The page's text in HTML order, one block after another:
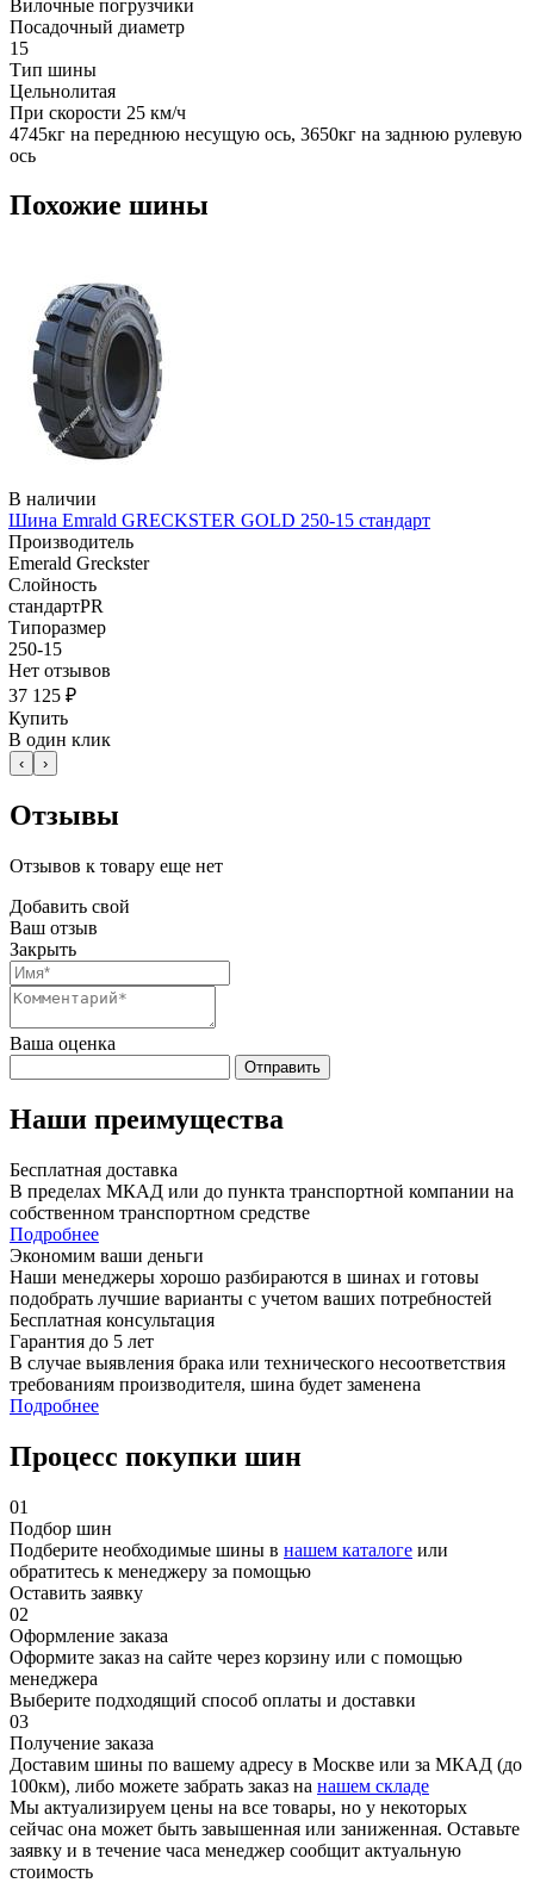
Вилочные погрузчики
Посадочный диаметр
15
Тип шины
Цельнолитая
При скорости 25 км/ч
4745кг на переднюю несущую ось, 3650кг на заднюю рулевую
ось
Похожие шины
В наличии
Шина Emrald GRECKSTER GOLD 250-15 стандарт
Производитель
Emerald Greckster
Слойность
стандартPR
Типоразмер
250-15
Нет отзывов
37 125 ₽
Купить
В один клик
‹ ›
Отзывы
Отзывов к товару еще нет
Добавить свой
Ваш отзыв
Закрыть
Ваша оценка
Отправить
Наши преимущества
Бесплатная доставка
В пределах МКАД или до пункта транспортной компании на
собственном транспортном средстве
Подробнее
Экономим ваши деньги
Наши менеджеры хорошо разбираются в шинах и готовы
подобрать лучшие варианты с учетом ваших потребностей
Бесплатная консультация
Гарантия до 5 лет
В случае выявления брака или технического несоответствия
требованиям производителя, шина будет заменена
Подробнее
Процесс покупки шин
01
Подбор шин
Подберите необходимые шины в нашем каталоге или
обратитесь к менеджеру за помощью
Оставить заявку
02
Оформление заказа
Оформите заказ на сайте через корзину или с помощью
менеджера
Выберите подходящий способ оплаты и доставки
03
Получение заказа
Доставим шины по вашему адресу в Москве или за МКАД (до
100км), либо можете забрать заказ на нашем складе
Мы актуализируем цены на все товары, но у некоторых
сейчас она может быть завышенная или заниженная. Оставьте
заявку и в течение часа менеджер сообщит актуальную
стоимость